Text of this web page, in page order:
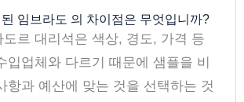
임브라도 의 차이점은 무엇입니까?
도르 대리석은 색상, 경도, 가격 등
입업체와 다르기 때문에 샘플을 비
항과 예산에 맞는 것을 선택하는 것